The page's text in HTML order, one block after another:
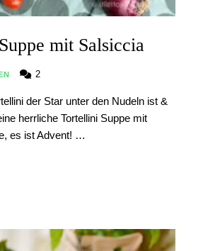
mit Salsiccia
2
der Star unter den Nudeln ist &
herrliche Tortellini Suppe mit
es ist Advent! …